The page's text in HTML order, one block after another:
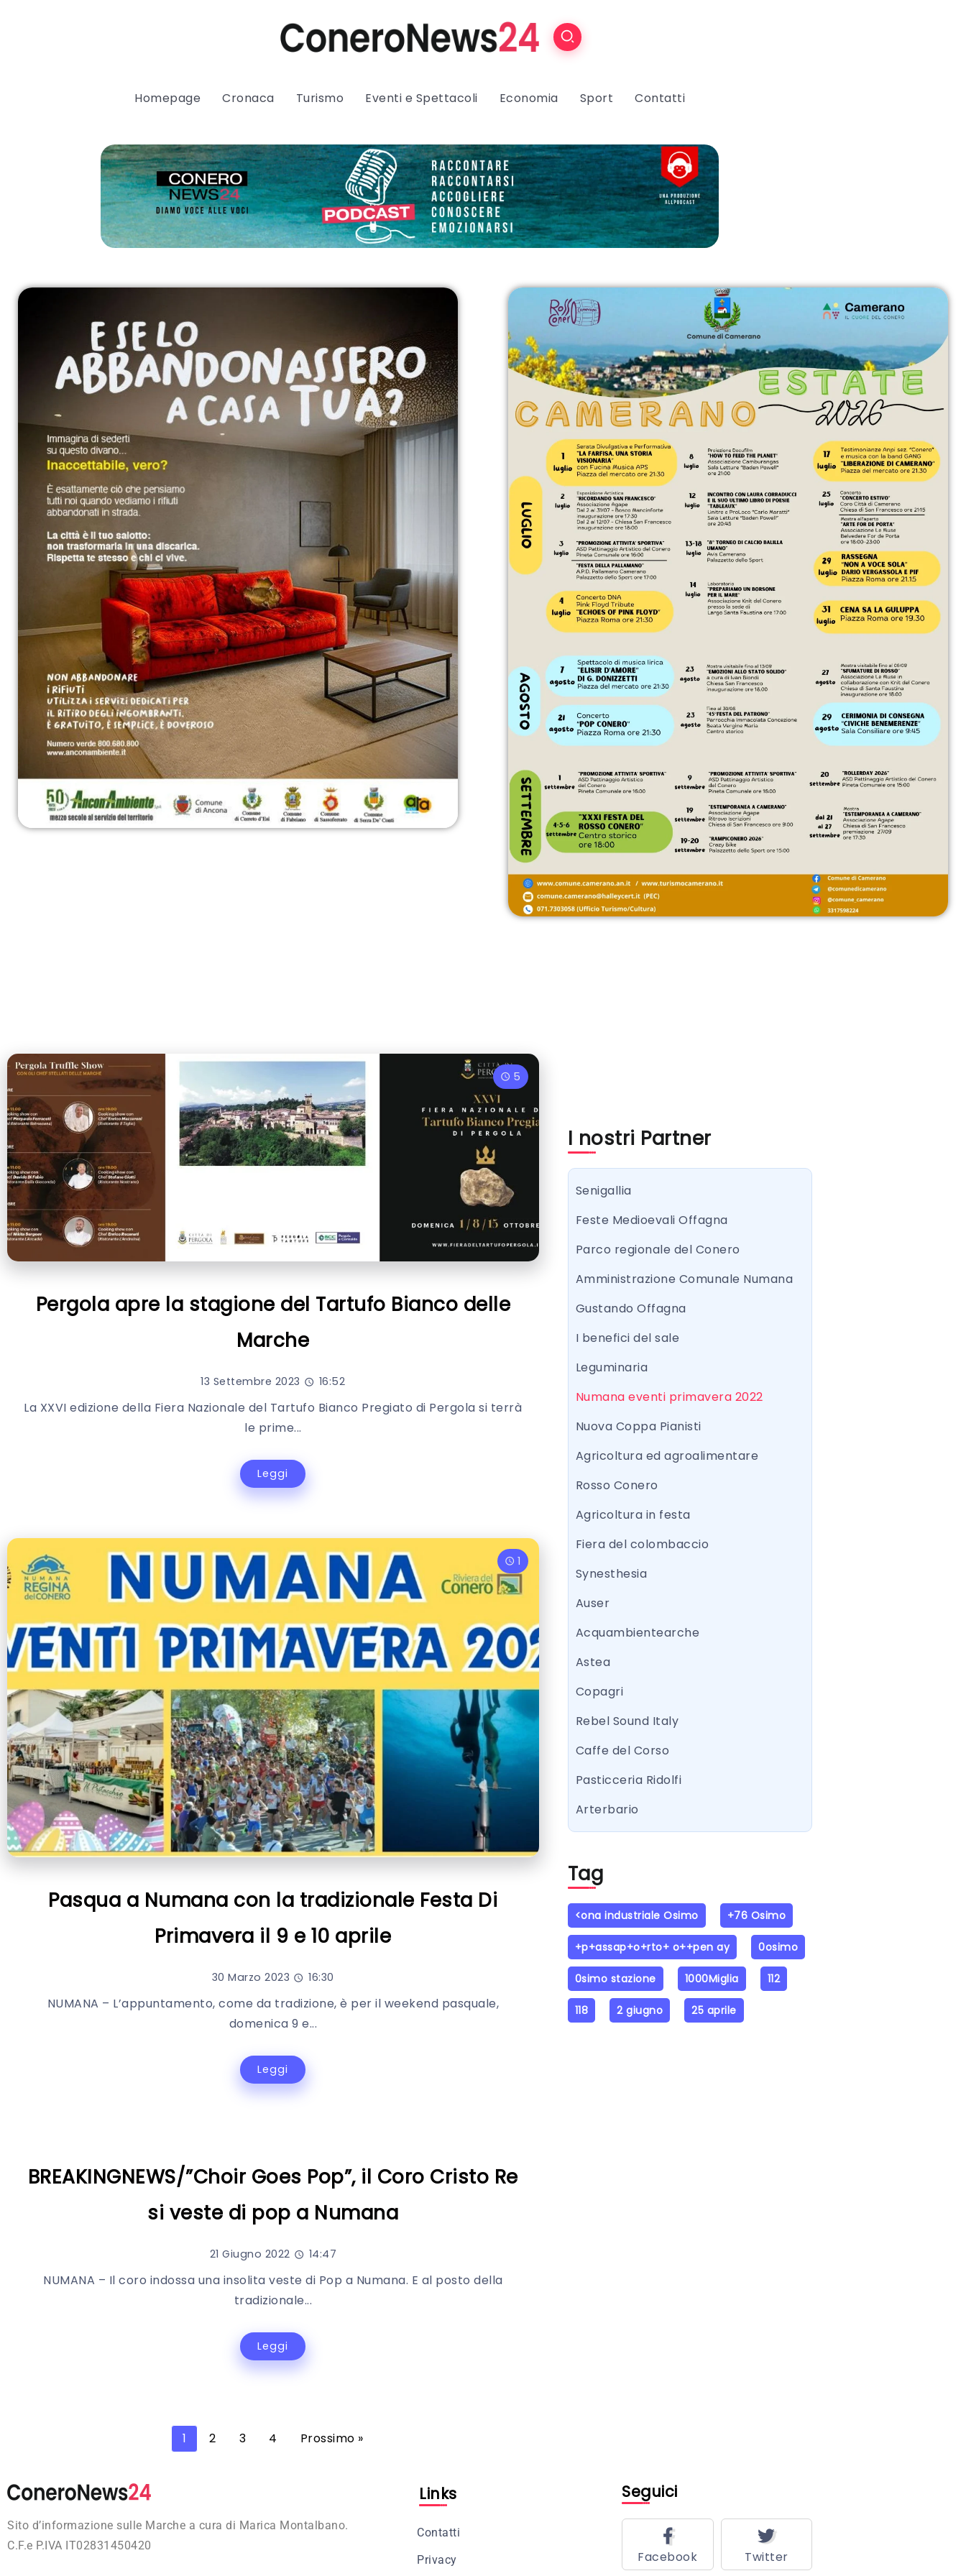
Homepage Cronaca Turismo Eventi e Spettacoli Economia Sport Contatti
5
Pergola apre la stagione del Tartufo Bianco delle
Marche
13 Settembre 2023 16:52
La XXVI edizione della Fiera Nazionale del Tartufo Bianco Pregiato di Pergola si terrà
le prime...
Leggi
1
Pasqua a Numana con la tradizionale Festa Di
Primavera il 9 e 10 aprile
30 Marzo 2023 16:30
NUMANA – L’appuntamento, come da tradizione, è per il weekend pasquale,
domenica 9 e...
Leggi
BREAKINGNEWS/”Choir Goes Pop”, il Coro Cristo Re
si veste di pop a Numana
21 Giugno 2022 14:47
NUMANA – Il coro indossa una insolita veste di Pop a Numana. E al posto della
tradizionale...
Leggi
1 2 3 4 Prossimo »
I nostri Partner
Senigallia
Feste Medioevali Offagna
Parco regionale del Conero
Amministrazione Comunale Numana
Gustando Offagna
I benefici del sale
Leguminaria
Numana eventi primavera 2022
Nuova Coppa Pianisti
Agricoltura ed agroalimentare
Rosso Conero
Agricoltura in festa
Fiera del colombaccio
Synesthesia
Auser
Acquambientearche
Astea
Copagri
Rebel Sound Italy
Caffe del Corso
Pasticceria Ridolfi
Arterbario
Tag
<ona industriale Osimo +76 Osimo
+p+assap+o+rto+ o++pen ay 0osimo
0simo stazione 1000Miglia 112
118 2 giugno 25 aprile
Sito d’informazione sulle Marche a cura di Marica Montalbano.
C.F.e P.IVA IT02831450420
Links
Contatti
Privacy
Seguici
Facebook Twitter